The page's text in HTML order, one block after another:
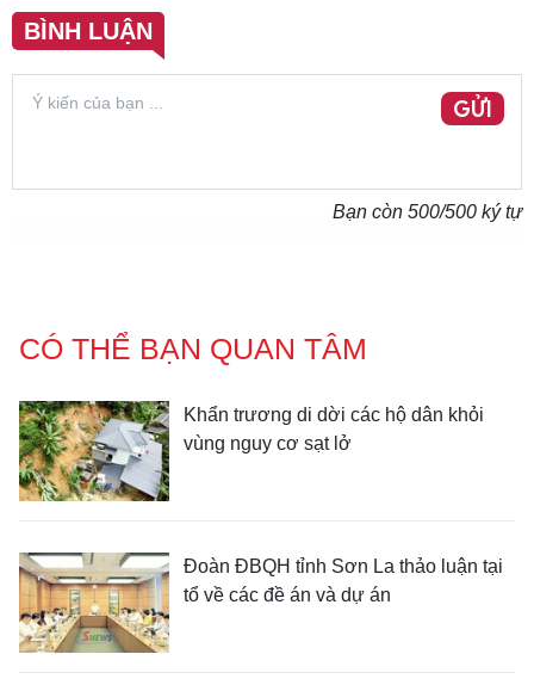
BÌNH LUẬN
GỬI
Bạn còn 500/500 ký tự
CÓ THỂ BẠN QUAN TÂM
Khẩn trương di dời các hộ dân khỏi
vùng nguy cơ sạt lở
Đoàn ĐBQH tỉnh Sơn La thảo luận tại
tổ về các đề án và dự án